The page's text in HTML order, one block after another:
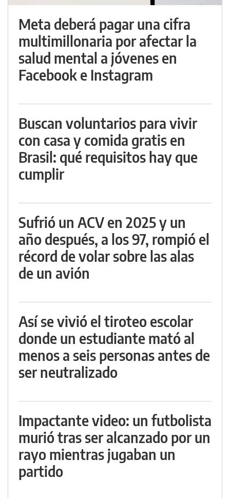
Meta deberá pagar una cifra
multimillonaria por afectar la
salud mental a jóvenes en
Facebook e Instagram
Buscan voluntarios para vivir
con casa y comida gratis en
Brasil: qué requisitos hay que
cumplir
Sufrió un ACV en 2025 y un
año después, a los 97, rompió el
récord de volar sobre las alas
de un avión
Así se vivió el tiroteo escolar
donde un estudiante mató al
menos a seis personas antes de
ser neutralizado
Impactante video: un futbolista
murió tras ser alcanzado por un
rayo mientras jugaban un
partido